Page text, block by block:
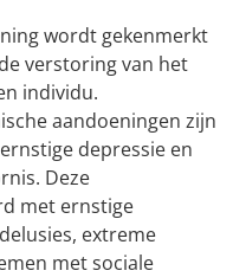
wordt gekenmerkt
verstoring van het
individu.
aandoeningen zijn
depressie en
Deze
met ernstige
extreme
met sociale